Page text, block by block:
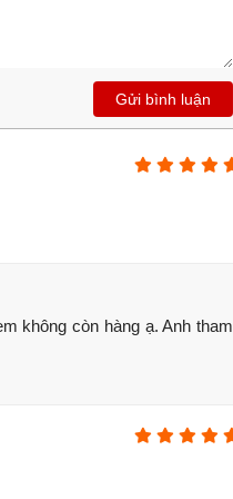
Gửi bình luận
không còn hàng ạ. Anh tham